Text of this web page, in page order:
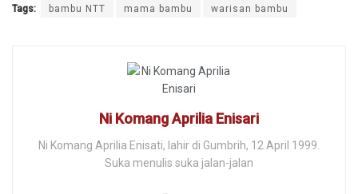
Tags: bambu NTT mama bambu warisan bambu
Ni Komang Aprilia Enisari
Ni Komang Aprilia Enisati, lahir di Gumbrih, 12 April 1999.
Suka menulis suka jalan-jalan